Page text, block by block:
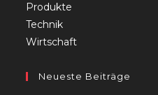
Produkte
Technik
Wirtschaft
Neueste Beiträge